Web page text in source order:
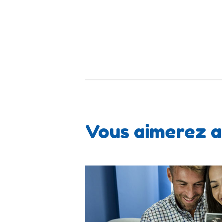
Vous aimerez